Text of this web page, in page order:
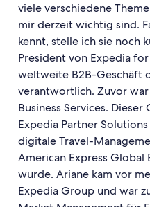
viele verschiedene
mir derzeit wichtig sind.
kennt, stelle ich sie noch
President von Expedia
weltweite B2B-Geschäft
verantwortlich. Zuvor
Business Services.
Expedia Partner
digitale Travel-
American Express Global
wurde. Ariane kam vor
Expedia Group und war